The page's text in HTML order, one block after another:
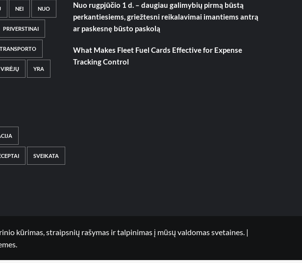
NEI NUO
PRIVERSTINAI
TRANSPORTO
VIRĖJŲ YRA
SVEIKATA
Nuo rugpjūčio 1 d. – daugiau galimybių pirmą būstą
perkantiesiems, griežtesni reikalavimai imantiems antrą
ar paskesnę būsto paskolą
What Makes Fleet Fuel Cards Effective for Expense
Tracking Control
kūrimas, straipsnių rašymas ir talpinimas į mūsų valdomas svetaines. |